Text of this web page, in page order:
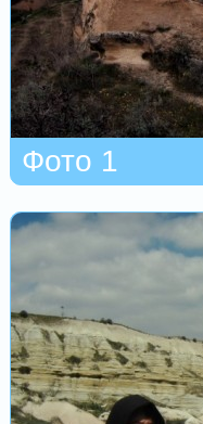
Фото 1